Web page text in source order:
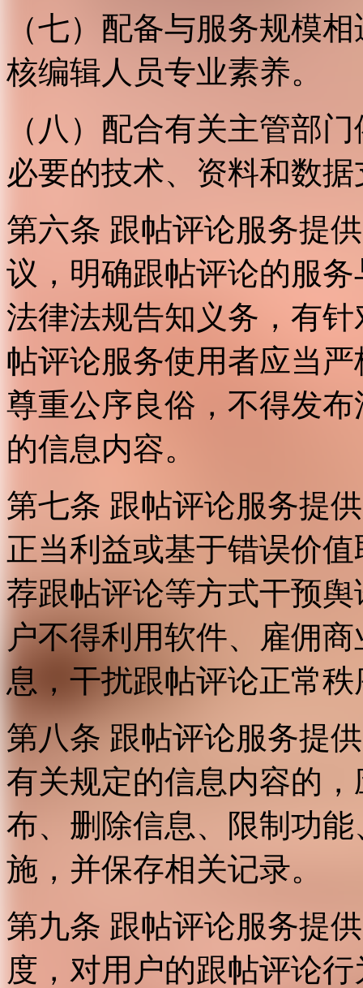
（七）配备与服务规模
核编辑人员专业素养。
（八）配合有关主管部
必要的技术、资料和数
第六条 跟帖评论服务提
议，明确跟帖评论的服
法律法规告知义务，有
帖评论服务使用者应当
尊重公序良俗，不得发
的信息内容。
第七条 跟帖评论服务提
正当利益或基于错误价
荐跟帖评论等方式干预
户不得利用软件、雇佣
息，干扰跟帖评论正常
第八条 跟帖评论服务提
有关规定的信息内容的
布、删除信息、限制功
施，并保存相关记录。
第九条 跟帖评论服务提
度，对用户的跟帖评论